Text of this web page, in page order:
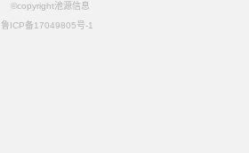
©copyright池源信息
鲁ICP备17049805号-1